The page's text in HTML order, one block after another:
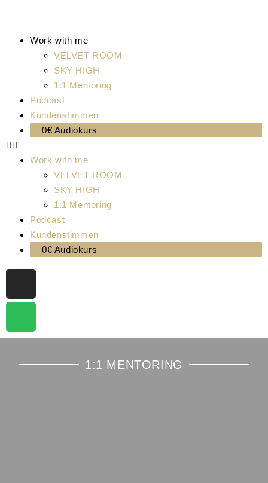
Work with me
VELVET ROOM
SKY HIGH
1:1 Mentoring
Podcast
Kundenstimmen
0€ Audiokurs
Work with me
VELVET ROOM
SKY HIGH
1:1 Mentoring
Podcast
Kundenstimmen
0€ Audiokurs
1:1 MENTORING